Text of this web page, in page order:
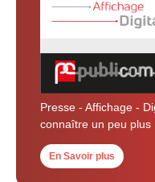
Presse - Affichage -
connaître un peu plus
En Savoir plus